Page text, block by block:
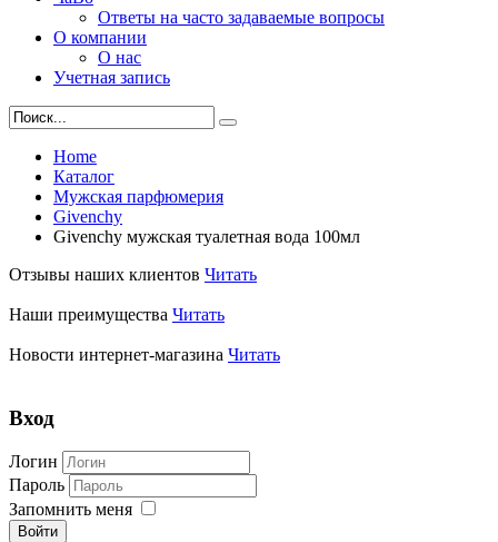
Ответы на часто задаваемые вопросы
О компании
О нас
Учетная запись
Home
Каталог
Мужская парфюмерия
Givenchy
Givenchy мужская туалетная вода 100мл
Отзывы наших клиентов Читать
Наши преимущества Читать
Новости интернет-магазина Читать
Вход
Логин
Пароль
Запомнить меня
Войти